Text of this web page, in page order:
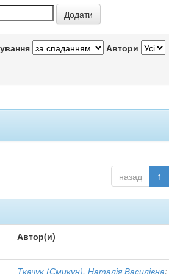
Автори
назад 1
Автор(и)
Ткачук (Смикун), Наталія Василівна;